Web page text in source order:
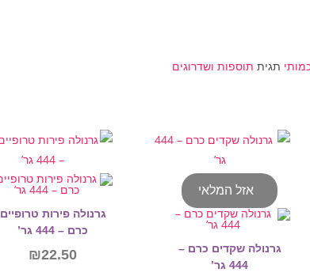
תגית תוספות ושדרוגים
גרנולה פירות טרופיים
כרם – 444 גר’
₪22.50
אזל המלאי
גרנולה שקדים כרם –
444 גר’